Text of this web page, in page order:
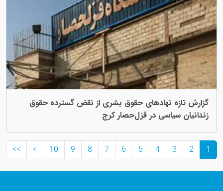
گزارش تازه نهادهای حقوق بشری از نقض گسترده حقوق
زندانیان سیاسی در قزل‌حصار کرج
1
2
3
4
5
6
7
8
9
10
>
>>